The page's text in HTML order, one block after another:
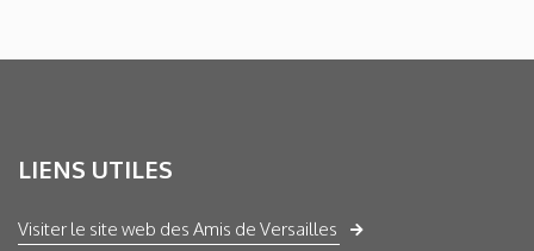
LIENS UTILES
Visiter le site web des Amis de Versailles